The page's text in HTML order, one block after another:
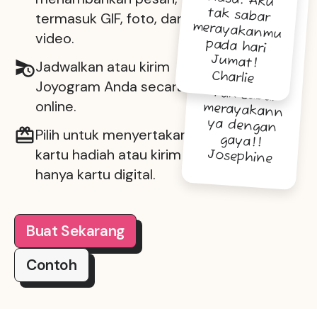
termasuk GIF, foto, dan
video.
Jadwalkan atau kirim
Joyogram Anda secara
online.
Pilih untuk menyertakan
kartu hadiah atau kirim
hanya kartu digital.
Buat Sekarang
Contoh
Jumat!
Charlie
gaya!!
Josephine